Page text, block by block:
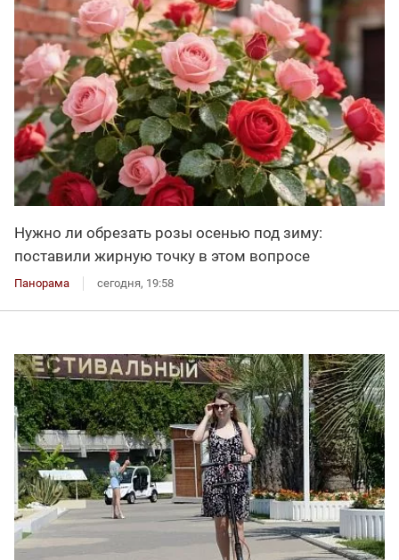
Нужно ли обрезать розы осенью под зиму:
поставили жирную точку в этом вопросе
Панорама сегодня, 19:58